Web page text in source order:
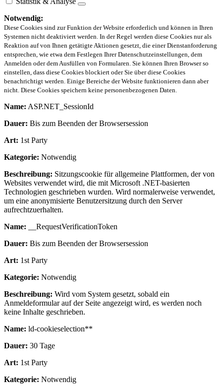
Notwendig:
Diese Cookies sind zur Funktion der Website erforderlich und können in Ihren
Systemen nicht deaktiviert werden. In der Regel werden diese Cookies nur als
Reaktion auf von Ihnen getätigte Aktionen gesetzt, die einer Dienstanforderung
entsprechen, wie etwa dem Festlegen Ihrer Datenschutzeinstellungen, dem
Anmelden oder dem Ausfüllen von Formularen. Sie können Ihren Browser so
einstellen, dass diese Cookies blockiert oder Sie über diese Cookies
benachrichtigt werden. Einige Bereiche der Website funktionieren dann aber
nicht. Diese Cookies speichern keine personenbezogenen Daten.
Name: ASP.NET_SessionId
Dauer: Bis zum Beenden der Browsersession
Art: 1st Party
Kategorie: Notwendig
Beschreibung: Sitzungscookie für allgemeine Plattformen, der von
Websites verwendet wird, die mit Microsoft .NET-basierten
Technologien geschrieben wurden. Wird normalerweise verwendet,
um eine anonymisierte Benutzersitzung durch den Server
aufrechtzuerhalten.
Name: __RequestVerificationToken
Dauer: Bis zum Beenden der Browsersession
Art: 1st Party
Kategorie: Notwendig
Beschreibung: Wird vom System gesetzt, sobald ein
Anmeldeformular auf der Seite angezeigt wird, es werden noch
keine Inhalte geschrieben.
Name: ld-cookieselection**
Dauer: 30 Tage
Art: 1st Party
Kategorie: Notwendig